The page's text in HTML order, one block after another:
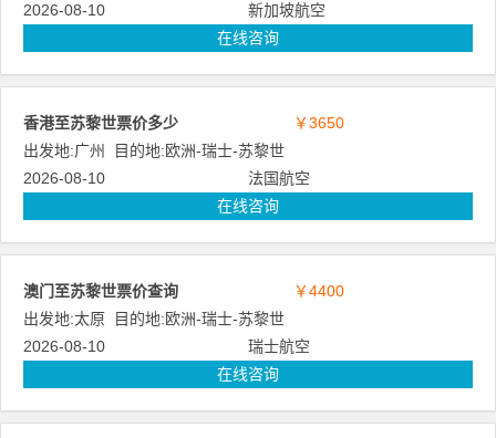
2026-08-10
新加坡航空
在线咨询
香港至苏黎世票价多少
￥3650
出发地:广州 目的地:欧洲-瑞士-苏黎世
2026-08-10
法国航空
在线咨询
澳门至苏黎世票价查询
￥4400
出发地:太原 目的地:欧洲-瑞士-苏黎世
2026-08-10
瑞士航空
在线咨询